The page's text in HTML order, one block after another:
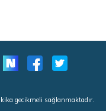
gecikmeli sağlanmaktadır.